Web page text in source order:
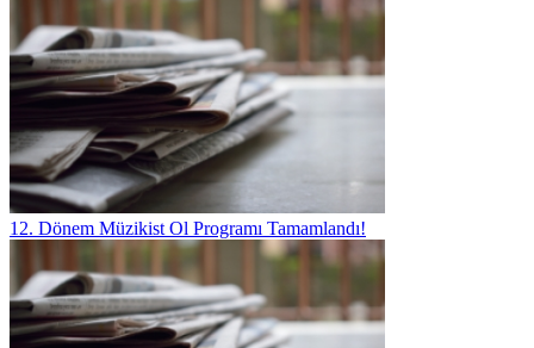
12. Dönem Müzikist Ol Programı Tamamlandı!